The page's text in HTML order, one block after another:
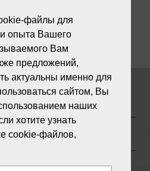
"LAIKS"
файлы для
опыта Вашего
Вам
предложений,
актуальны именно для
сайтом, Вы
наших
хотите узнать
cookie-файлов,